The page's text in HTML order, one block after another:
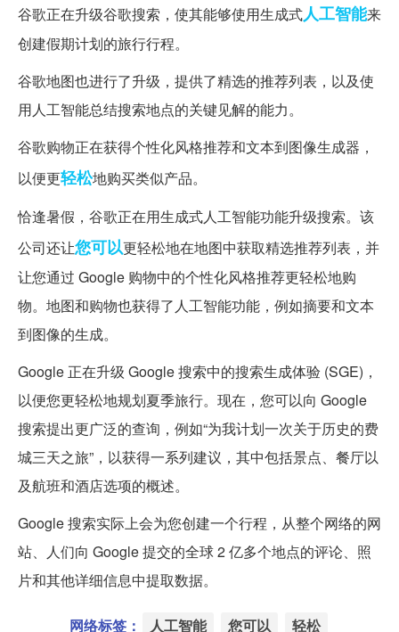
谷歌正在升级谷歌搜索，使其能够使用生成式人工智能来
创建假期计划的旅行行程。
谷歌地图也进行了升级，提供了精选的推荐列表，以及使
用人工智能总结搜索地点的关键见解的能力。
谷歌购物正在获得个性化风格推荐和文本到图像生成器，
以便更轻松地购买类似产品。
恰逢暑假，谷歌正在用生成式人工智能功能升级搜索。该
公司还让您可以更轻松地在地图中获取精选推荐列表，并
让您通过 Google 购物中的个性化风格推荐更轻松地购
物。地图和购物也获得了人工智能功能，例如摘要和文本
到图像的生成。
Google 正在升级 Google 搜索中的搜索生成体验 (SGE)，
以便您更轻松地规划夏季旅行。现在，您可以向 Google
搜索提出更广泛的查询，例如“为我计划一次关于历史的费
城三天之旅”，以获得一系列建议，其中包括景点、餐厅以
及航班和酒店选项的概述。
Google 搜索实际上会为您创建一个行程，从整个网络的网
站、人们向 Google 提交的全球 2 亿多个地点的评论、照
片和其他详细信息中提取数据。
网络标签： 人工智能 您可以 轻松